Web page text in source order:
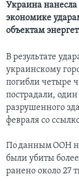
Украина
экономике
объектам
В результате
украинскому
погибли четыре
пострадали, один
разрушенного
февраля со
По данным ООН
были убиты
ранено около 27